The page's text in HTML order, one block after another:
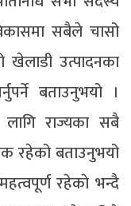
सबैले चासो
खेलाडी उत्पादनका
बताउनुभयो ।
लागि राज्यका सबै
रहेको बताउनुभयो
रहेकाे भन्दै